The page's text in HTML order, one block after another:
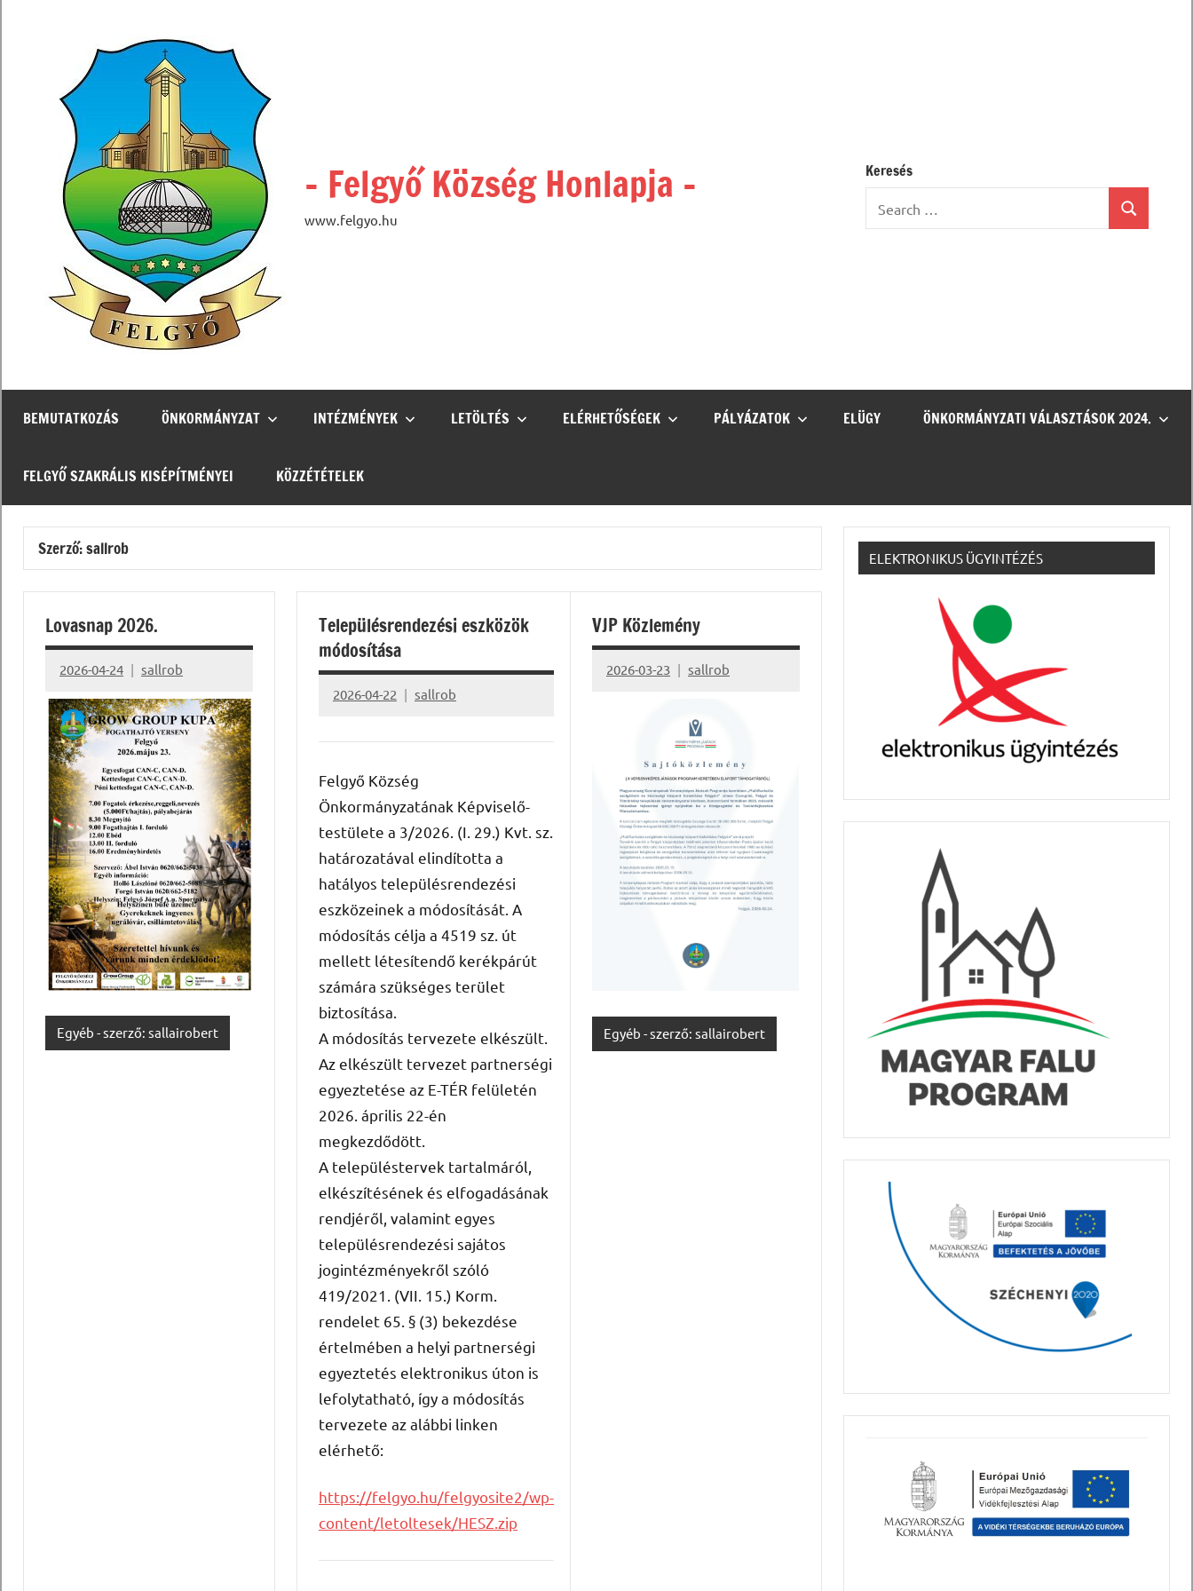
– Felgyő Község Honlapja –
www.felgyo.hu
Keresés
for:
Search
BEMUTATKOZÁS ÖNKORMÁNYZAT INTÉZMÉNYEK LETÖLTÉS ELÉRHETŐSÉGEK PÁLYÁZATOK ELÜGY ÖNKORMÁNYZATI VÁLASZTÁSOK 2024.
FELGYŐ SZAKRÁLIS KISÉPÍTMÉNYEI KÖZZÉTÉTELEK
Szerző:sallrob
Lovasnap 2026.
2026-04-24 sallrob
Egyéb - szerző: sallairobert
Településrendezési eszközök
módosítása
2026-04-22 sallrob
Felgyő Község
Önkormányzatának Képviselő-
testülete a 3/2026. (I. 29.) Kvt. sz.
határozatával elindította a
hatályos településrendezési
eszközeinek a módosítását. A
módosítás célja a 4519 sz. út
mellett létesítendő kerékpárút
számára szükséges terület
biztosítása.
A módosítás tervezete elkészült.
Az elkészült tervezet partnerségi
egyeztetése az E-TÉR felületén
2026. április 22-én
megkezdődött.
A településtervek tartalmáról,
elkészítésének és elfogadásának
rendjéről, valamint egyes
településrendezési sajátos
jogintézményekről szóló
419/2021. (VII. 15.) Korm.
rendelet 65. § (3) bekezdése
értelmében a helyi partnerségi
egyeztetés elektronikus úton is
lefolytatható, így a módosítás
tervezete az alábbi linken
elérhető:
https://felgyo.hu/felgyosite2/wp-
content/letoltesek/HESZ.zip
VJP Közlemény
2026-03-23 sallrob
Egyéb - szerző: sallairobert
ELEKTRONIKUS ÜGYINTÉZÉS